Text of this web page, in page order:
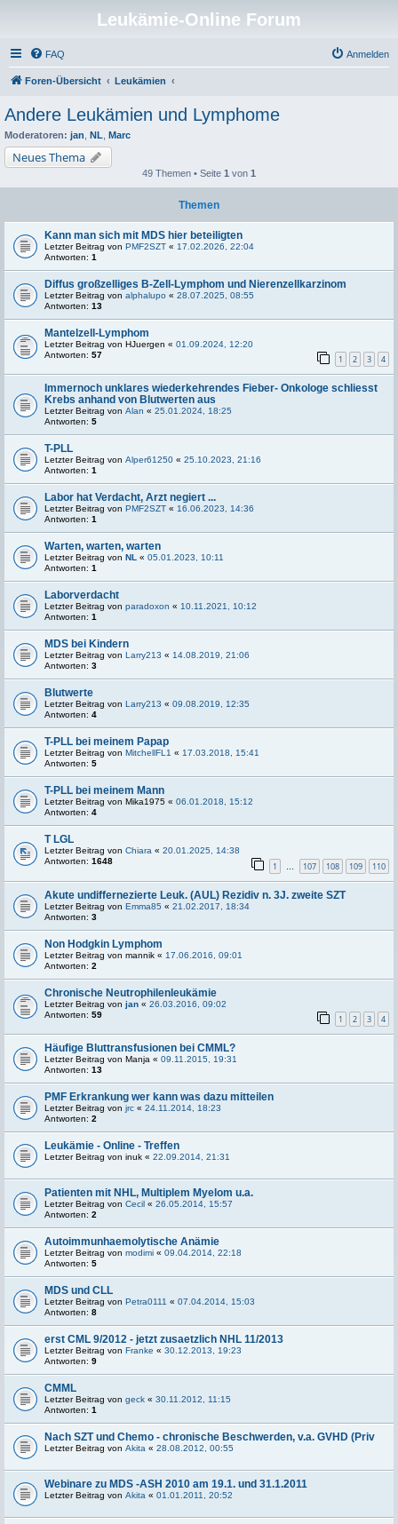
Leukämie-Online Forum
FAQ Anmelden
Foren-Übersicht Leukämien
Andere Leukämien und Lymphome
Moderatoren: jan NL Marc
Neues Thema
49 Themen • Seite 1 von 1
Themen
Kann man sich mit MDS hier beteiligten
Letzter Beitrag von PMF2SZT « 17.02.2026, 22:04
Antworten: 1
Diffus großzelliges B-Zell-Lymphom und Nierenzellkarzinom
Letzter Beitrag von alphalupo « 28.07.2025, 08:55
Antworten: 13
Mantelzell-Lymphom
Letzter Beitrag von HJuergen « 01.09.2024, 12:20
Antworten: 57 1 2 3 4
Immernoch unklares wiederkehrendes Fieber- Onkologe schliesst
Krebs anhand von Blutwerten aus
Letzter Beitrag von Alan « 25.01.2024, 18:25
Antworten: 5
T-PLL
Letzter Beitrag von Alper61250 « 25.10.2023, 21:16
Antworten: 1
Labor hat Verdacht, Arzt negiert ...
Letzter Beitrag von PMF2SZT « 16.06.2023, 14:36
Antworten: 1
Warten, warten, warten
Letzter Beitrag von NL « 05.01.2023, 10:11
Antworten: 1
Laborverdacht
Letzter Beitrag von paradoxon « 10.11.2021, 10:12
Antworten: 1
MDS bei Kindern
Letzter Beitrag von Larry213 « 14.08.2019, 21:06
Antworten: 3
Blutwerte
Letzter Beitrag von Larry213 « 09.08.2019, 12:35
Antworten: 4
T-PLL bei meinem Papap
Letzter Beitrag von MitchellFL1 « 17.03.2018, 15:41
Antworten: 5
T-PLL bei meinem Mann
Letzter Beitrag von Mika1975 « 06.01.2018, 15:12
Antworten: 4
T LGL
Letzter Beitrag von Chiara « 20.01.2025, 14:38
Antworten: 1648 1 107 108 109 110
Akute undiffernezierte Leuk. (AUL) Rezidiv n. 3J. zweite SZT
Letzter Beitrag von Emma85 « 21.02.2017, 18:34
Antworten: 3
Non Hodgkin Lymphom
Letzter Beitrag von mannik « 17.06.2016, 09:01
Antworten: 2
Chronische Neutrophilenleukämie
Letzter Beitrag von jan « 26.03.2016, 09:02
Antworten: 59 1 2 3 4
Häufige Bluttransfusionen bei CMML?
Letzter Beitrag von Manja « 09.11.2015, 19:31
Antworten: 13
PMF Erkrankung wer kann was dazu mitteilen
Letzter Beitrag von jrc « 24.11.2014, 18:23
Antworten: 2
Leukämie - Online - Treffen
Letzter Beitrag von inuk « 22.09.2014, 21:31
Patienten mit NHL, Multiplem Myelom u.a.
Letzter Beitrag von Cecil « 26.05.2014, 15:57
Antworten: 2
Autoimmunhaemolytische Anämie
Letzter Beitrag von modimi « 09.04.2014, 22:18
Antworten: 5
MDS und CLL
Letzter Beitrag von Petra0111 « 07.04.2014, 15:03
Antworten: 8
erst CML 9/2012 - jetzt zusaetzlich NHL 11/2013
Letzter Beitrag von Franke « 30.12.2013, 19:23
Antworten: 9
CMML
Letzter Beitrag von geck « 30.11.2012, 11:15
Antworten: 1
Nach SZT und Chemo - chronische Beschwerden, v.a. GVHD (Priv
Letzter Beitrag von Akita « 28.08.2012, 00:55
Webinare zu MDS -ASH 2010 am 19.1. und 31.1.2011
Letzter Beitrag von Akita « 01.01.2011, 20:52